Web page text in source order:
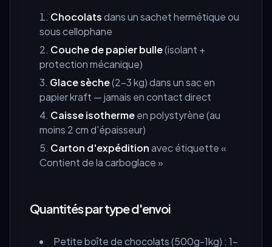
Chocolatsdans un sachet hermétique ou
sous cellophane
Couche de papier bulle(isolant +
protection mécanique)
Glace sèche(2-3 kg) dans un sac en
papier kraft — jamais en contact direct
Caisse isothermeen polystyrène (au
moins 2 cm d'épaisseur)
Carton d'expéditionavec étiquette «
Contient de la carboglace »
Quantités par type d'envoi
Petite boîte de chocolats (500g-1kg) : 1-